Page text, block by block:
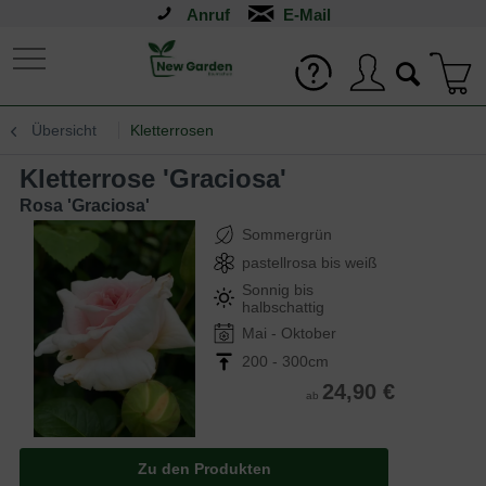
Anruf
Übersicht Kletterrosen
Kletterrose 'Graciosa'
Rosa 'Graciosa'
Sommergrün
pastellrosa bis weiß
Sonnig bis
halbschattig
Mai - Oktober
200 - 300cm
ab 24,90 €
Zu den Produkten